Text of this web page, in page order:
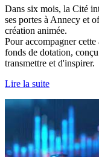
Dans six mois, la Cité
ses portes à Annecy et
création animée.
Pour accompagner
fonds de dotation,
transmettre et d'inspirer.
Lire la suite